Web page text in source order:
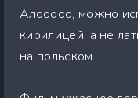
Алооооо, можно
кирилицей, а не
на польском.